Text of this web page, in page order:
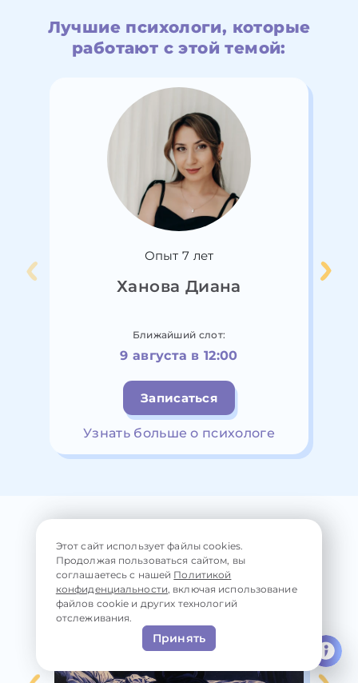
Лучшие психологи, которые
работают с этой темой:
Опыт 7 лет
Ханова Диана
Ближайший слот:
9 августа в 12:00
Записаться
Узнать больше о психологе
Читайте также
Этот сайт использует файлы cookies.
Продолжая пользоваться сайтом, вы
соглашаетесь с нашей Политикой
конфиденциальности, включая использование
файлов cookie и других технологий
отслеживания.
Принять